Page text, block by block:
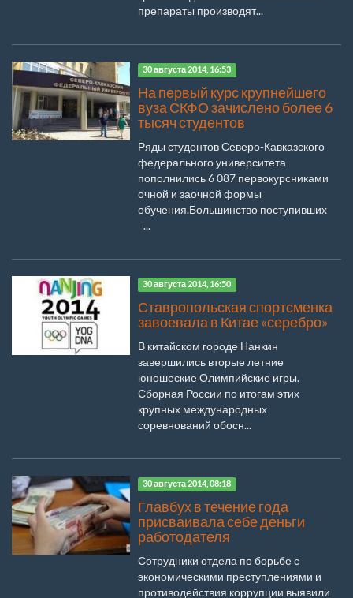
препараты производят...
30 августа 2014, 16:53
На первый курс крупнейшего
вуза СКФО зачислено более 6
тысяч студентов
Ряды студентов Северо-Кавказского
федерального университета
пополнились 6 087 первокурсниками
очной и заочной формы
обучения.Большинство поступивших
–...
30 августа 2014, 16:50
Ставропольская спортсменка
завоевала в Китае «серебро»
В китайском городе Нанкин
завершились вторые летние
юношеские Олимпийские игры.
Сборная России по итогам этих
крупных международных
соревнований обосн...
30 августа 2014, 08:18
Главбух в течение года
присваивала себе деньги
работодателя
Сотрудники отдела по борьбе с
экономическими преступлениями и
противодействия коррупции выявили